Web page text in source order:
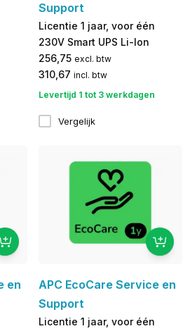
Support
Licentie 1 jaar, voor één
230V Smart UPS Li-Ion
256,75 excl. btw
310,67 incl. btw
Levertijd 1 tot 3 werkdagen
Vergelijk
en
APC EcoCare Service en
Support
Licentie 1 jaar, voor één